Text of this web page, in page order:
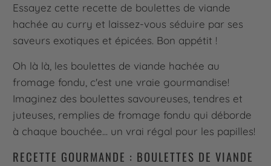
Essayez cette recette de boulettes de viande
hachée au curry et laissez-vous séduire par ses
saveurs exotiques et épicées. Bon appétit !
Oh là là, les boulettes de viande hachée au
fromage fondu, c'est une vraie gourmandise!
Imaginez des boulettes savoureuses, tendres et
juteuses, remplies de fromage fondu qui déborde
à chaque bouchée... un vrai régal pour les papilles!
RECETTE GOURMANDE : BOULETTES DE VIANDE